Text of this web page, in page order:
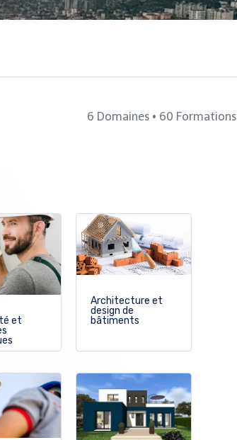
6 Domaines • 60 Formations
et
Architecture et
design de
bâtiments